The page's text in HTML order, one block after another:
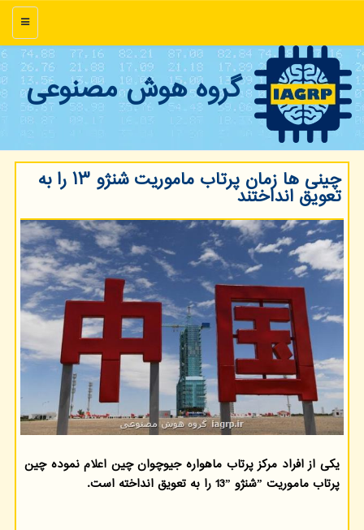
منو
گروه هوش مصنوعی
چینی ها زمان پرتاب ماموریت شنژو ۱۳ را به
تعویق انداختند
یکی از افراد مرکز پرتاب ماهواره جیوچوان چین اعلام نموده چین
پرتاب ماموریت ˮشنژو 13ˮ را به تعویق انداخته است.